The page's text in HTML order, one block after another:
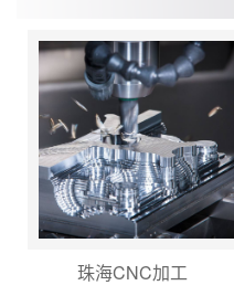
珠海CNC加工